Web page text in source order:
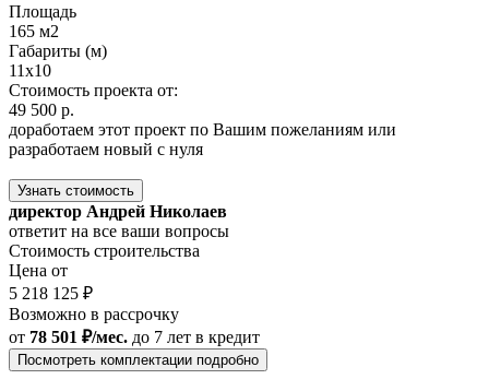
Площадь
165 м2
Габариты (м)
11х10
Стоимость проекта от:
49 500 р.
доработаем этот проект по Вашим пожеланиям или
разработаем новый с нуля
Узнать стоимость
директор Андрей Николаев
ответит на все ваши вопросы
Стоимость строительства
Цена от
5 218 125 ₽
Возможно в рассрочку
от 78 501 ₽/мес. до 7 лет в кредит
Посмотреть комплектации подробно